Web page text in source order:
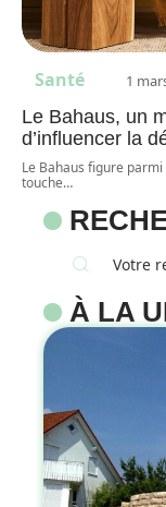
Santé 1
Le Bahaus, un
d’influencer la
Le Bahaus figure
touche…
À LA